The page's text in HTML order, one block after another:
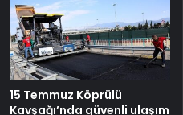
15 Temmuz Köprülü
Kavşağı’nda güvenli ulaşım